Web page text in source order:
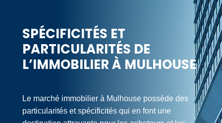
SPÉCIFICITÉS ET
PARTICULARITÉS DE
L’IMMOBILIER À MULHOUSE
Le marché immobilier à Mulhouse possède des
particularités et spécificités qui en font une